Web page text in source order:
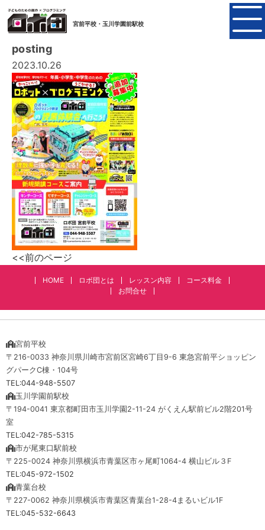
宮前平校・玉川学園前駅校
posting
2023.10.26
<<前のページ
HOME ロボ団とは レッスン内容
コース料金
お問合せ
宮前平校
〒216-0033 神奈川県川崎市宮前区宮崎6丁目9-6 東急宮前平ショッピン
グパークC棟・104号
TEL:044-948-5507
玉川学園前駅校
〒194-0041 東京都町田市玉川学園2-11-24 がくえん駅前ビル2階201号
室
TEL:042-785-5315
市が尾東口駅前校
〒225-0024 神奈川県横浜市青葉区市ヶ尾町1064-4 横山ビル３F
TEL:045-972-1502
青葉台校
〒227-0062 神奈川県横浜市青葉区青葉台1-28-4まるいビル1F
TEL:045-532-6643